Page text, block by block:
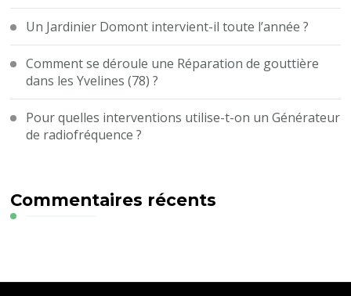
Un Jardinier Domont intervient-il toute l’année ?
Comment se déroule une Réparation de gouttière
dans les Yvelines (78) ?
Pour quelles interventions utilise-t-on un Générateur
de radiofréquence ?
Commentaires récents